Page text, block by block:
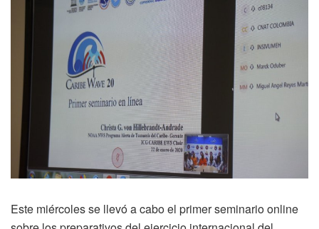
Este miércoles se llevó a cabo el primer seminario online